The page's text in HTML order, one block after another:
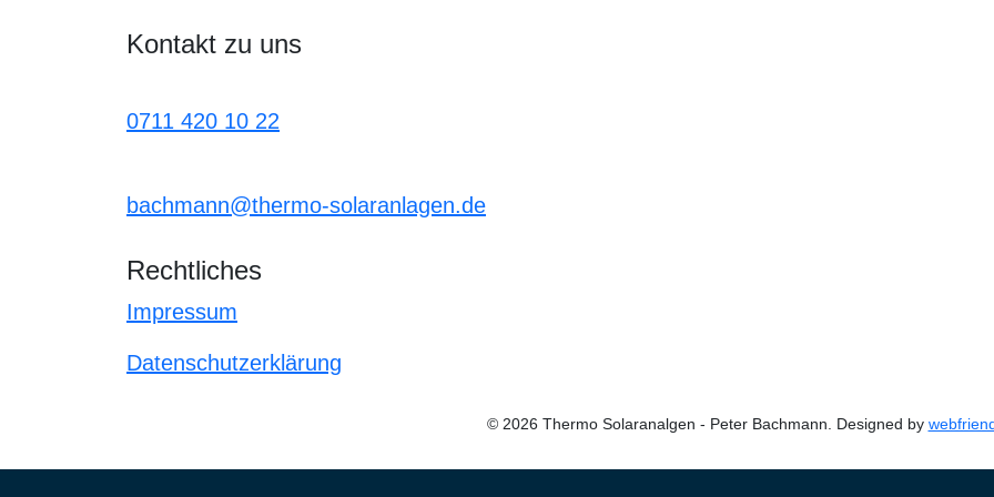
Kontakt zu uns
0711 420 10 22
bachmann@thermo-solaranlagen.de
Rechtliches
Impressum
Datenschutzerklärung
© 2026 Thermo Solaranalgen - Peter Bachmann. Designed by